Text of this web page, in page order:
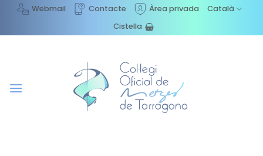
content
Webmail Contacte Àrea privada
Català
Cistella